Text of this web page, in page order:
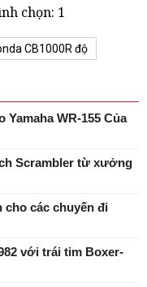
chọn: 1
CB1000R độ
WR-155 Của
Scrambler từ xưởng
cho các chuyến đi
với trái tim Boxer-